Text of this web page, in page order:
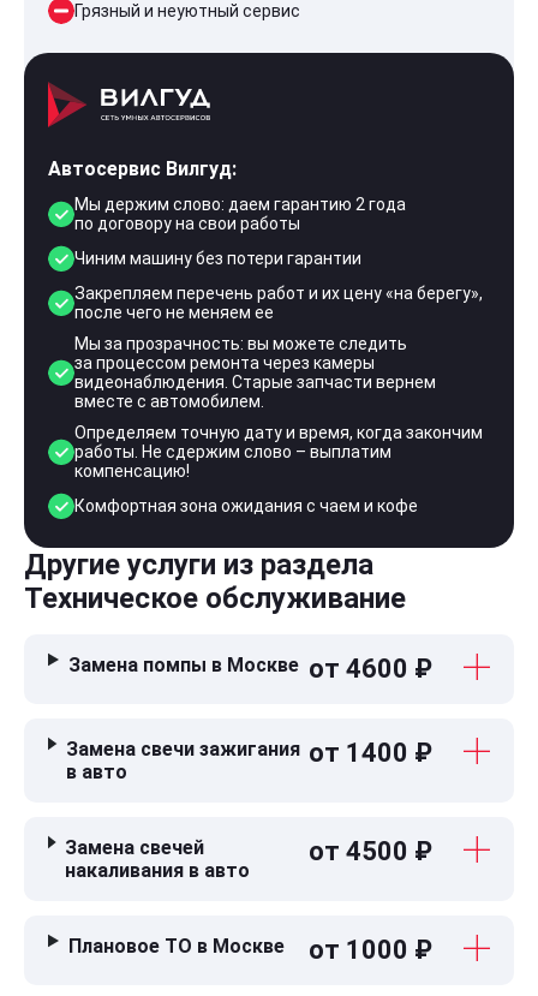
Грязный и неуютный сервис
Автосервис Вилгуд:
Мы держим слово: даем гарантию 2 года
по договору на свои работы
Чиним машину без потери гарантии
Закрепляем перечень работ и их цену «на берегу»,
после чего не меняем ее
Мы за прозрачность: вы можете следить
за процессом ремонта через камеры
видеонаблюдения. Старые запчасти вернем
вместе с автомобилем.
Определяем точную дату и время, когда закончим
работы. Не сдержим слово – выплатим
компенсацию!
Комфортная зона ожидания с чаем и кофе
Другие услуги из раздела
Техническое обслуживание
Замена помпы в Москве от 4600 ₽
Замена свечи зажигания
в авто
от 1400 ₽
Замена свечей
накаливания в авто
от 4500 ₽
Плановое ТО в Москве от 1000 ₽